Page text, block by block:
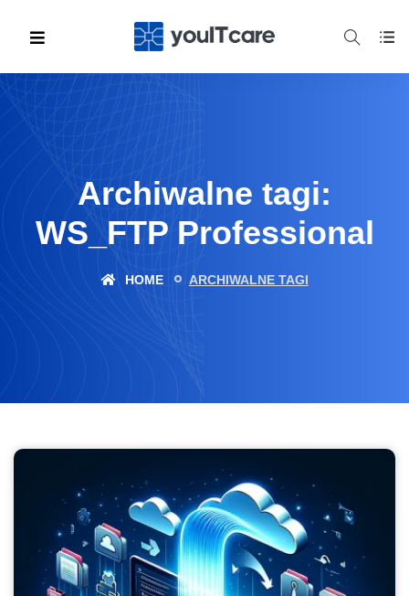
Archiwalne tagi:
WS_FTP Professional
HOME ARCHIWALNE TAGI